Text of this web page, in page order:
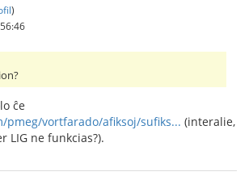
)
ĉe
vortfarado/afiksoj/sufiks... (interalie,
LIG ne funkcias?).